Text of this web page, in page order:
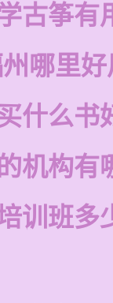
古筝有
哪里
什么书
机构有
训班多